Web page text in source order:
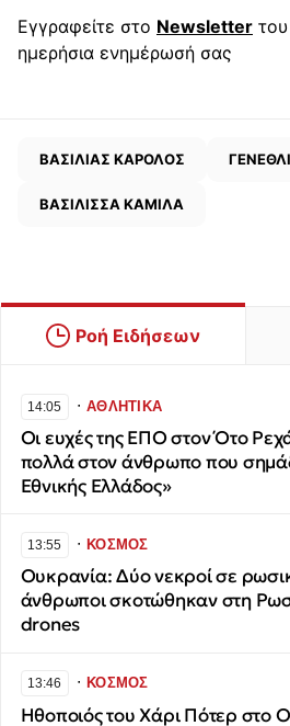
Εγγραφείτε στο Newsletter
ημερήσια ενημέρωσή σας
ΒΑΣΙΛΙΑΣ ΚΑΡΟΛΟΣ
ΒΑΣΙΛΙΣΣΑ ΚΑΜΙΛΑ
Ροή Ειδήσεων
14:05 ∙ΑΘΛΗΤΙΚΑ
Οι ευχές της ΕΠΟ στον Ότο
πολλά στον άνθρωπο που
Εθνικής Ελλάδος»
13:55 ∙ΚΟΣΜΟΣ
Ουκρανία: Δύο νεκροί σε
άνθρωποι σκοτώθηκαν στη
drones
13:46 ∙ΚΟΣΜΟΣ
Ηθοποιός του Χάρι Πότερ στο